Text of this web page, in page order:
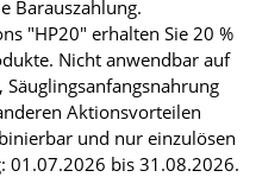
Barauszahlung.
"HP20" erhalten Sie 20 %
Nicht anwendbar auf
Aktionsvorteilen
und nur einzulösen
01.07.2026 bis 31.08.2026.